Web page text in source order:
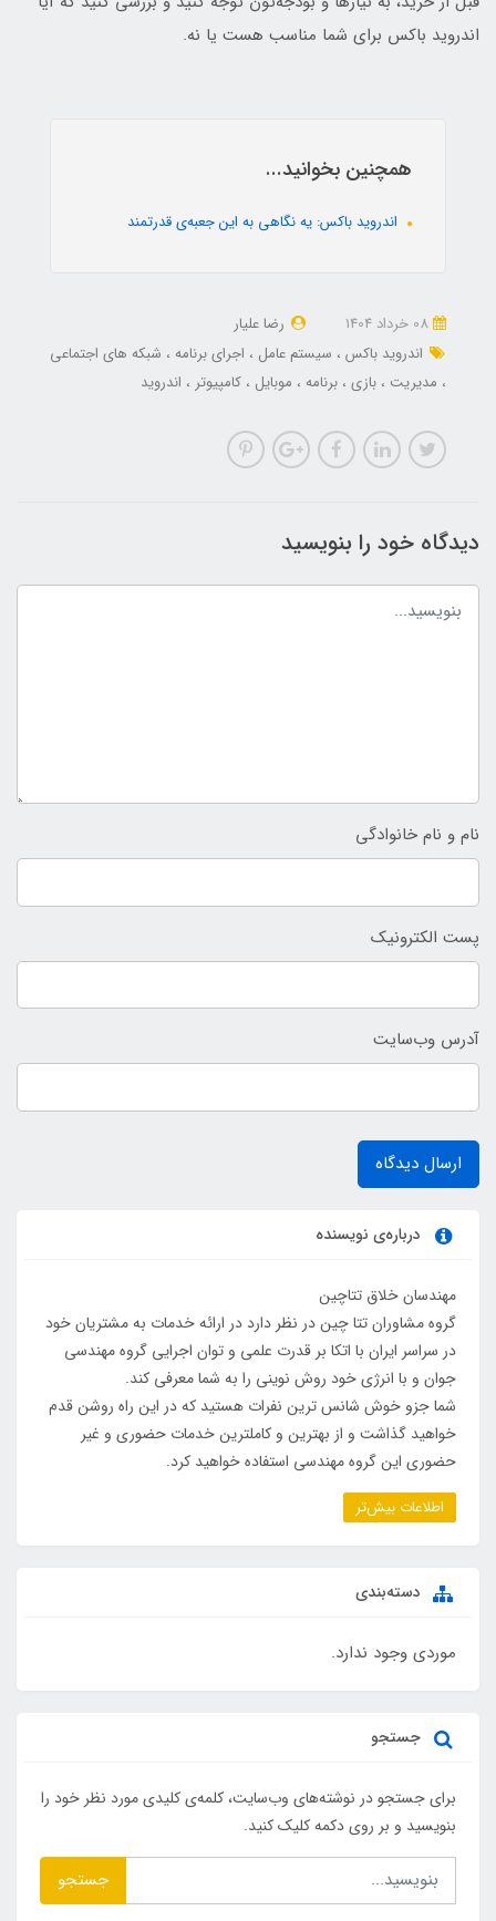
اندروید باکس برای شما مناسب هست یا نه.
همچنین بخوانید...
اندروید باکس: یه نگاهی به این جعبه‌ی قدرتمند
رضا علیار
اندروید باکس
سیستم عامل اجرای برنامه
شبکه های اجتماعی
مدیریت
بازی برنامه موبایل کامپیوتر اندروید
دیدگاه خود را بنویسید
نام و نام خانوادگی
پست الکترونیک
آدرس وب‌سایت
ارسال دیدگاه
درباره‌ی نویسنده
مهندسان خلاق تتاچین
گروه مشاوران تتا چین در نظر دارد در ارائه خدمات به مشتریان خود
در سراسر ایران با اتکا بر قدرت علمی و توان اجرایی گروه مهندسی
جوان و با انرژی خود روش نوینی را به شما معرفی کند.
شما جزو خوش شانس ترین نفرات هستید که در این راه روشن قدم
خواهید گذاشت و از بهترین و کاملترین خدمات حضوری و غیر
حضوری این گروه مهندسی استفاده خواهید کرد.
اطلاعات بیش‌تر
دسته‌بندی
موردی وجود ندارد.
جستجو
برای جستجو در نوشته‌های وب‌سایت، کلمه‌ی کلیدی مورد نظر خود را
بنویسید و بر روی دکمه کلیک کنید.
جستجو